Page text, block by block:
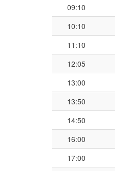
09:10
10:10
11:10
12:05
13:00
13:50
14:50
16:00
17:00